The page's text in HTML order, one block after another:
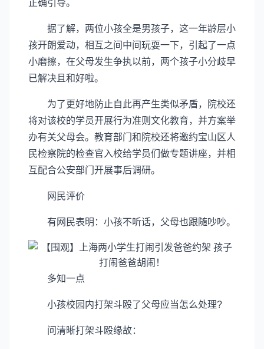
正确引导。
据了解，两位小孩全是男孩子，这一年龄层小
孩开朗爱动，相互之间中间玩耍一下，引起了一点
小磨擦，在父母发生争执以前，两个孩子小分歧早
已解决且和好啦。
为了更好地防止自此再产生类似矛盾，院校还
将对该校的学员开展行为准则文化教育，并方案举
办有关父母会。教育部门和院校还将邀约宝山区人
民检察院的检查官入校给学员们做专题讲座，并相
互配合公安部门开展事后调研。
网民评价
有网民表明：小孩不听话，父母也跟随吵吵。
多知一点
小孩校园内打架斗殴了父母应当怎么处理?
问清晰打架斗殴缘故：